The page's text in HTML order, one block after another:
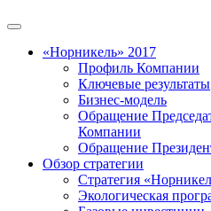
«Норникель» 2017
Профиль Компании
Ключевые результаты
Бизнес-модель
Обращение
Компании
Обращение
Обзор стратегии
Стратегия
Экологическая